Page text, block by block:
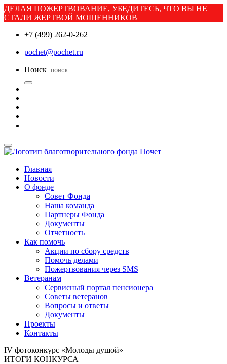
ДЕЛАЯ ПОЖЕРТВОВАНИЕ, УБЕДИТЕСЬ, ЧТО ВЫ НЕ
СТАЛИ ЖЕРТВОЙ МОШЕННИКОВ
+7 (499) 262-0-262
pochet@pochet.ru
Поиск
Главная
Новости
О фонде
Совет Фонда
Наша команда
Партнеры Фонда
Документы
Отчетность
Как помочь
Акции по сбору средств
Помочь делами
Пожертвования через SMS
Ветеранам
Сервисный портал пенсионера
Советы ветеранов
Вопросы и ответы
Документы
Проекты
Контакты
IV фотоконкурс «Молоды душой»
ИТОГИ КОНКУРСА